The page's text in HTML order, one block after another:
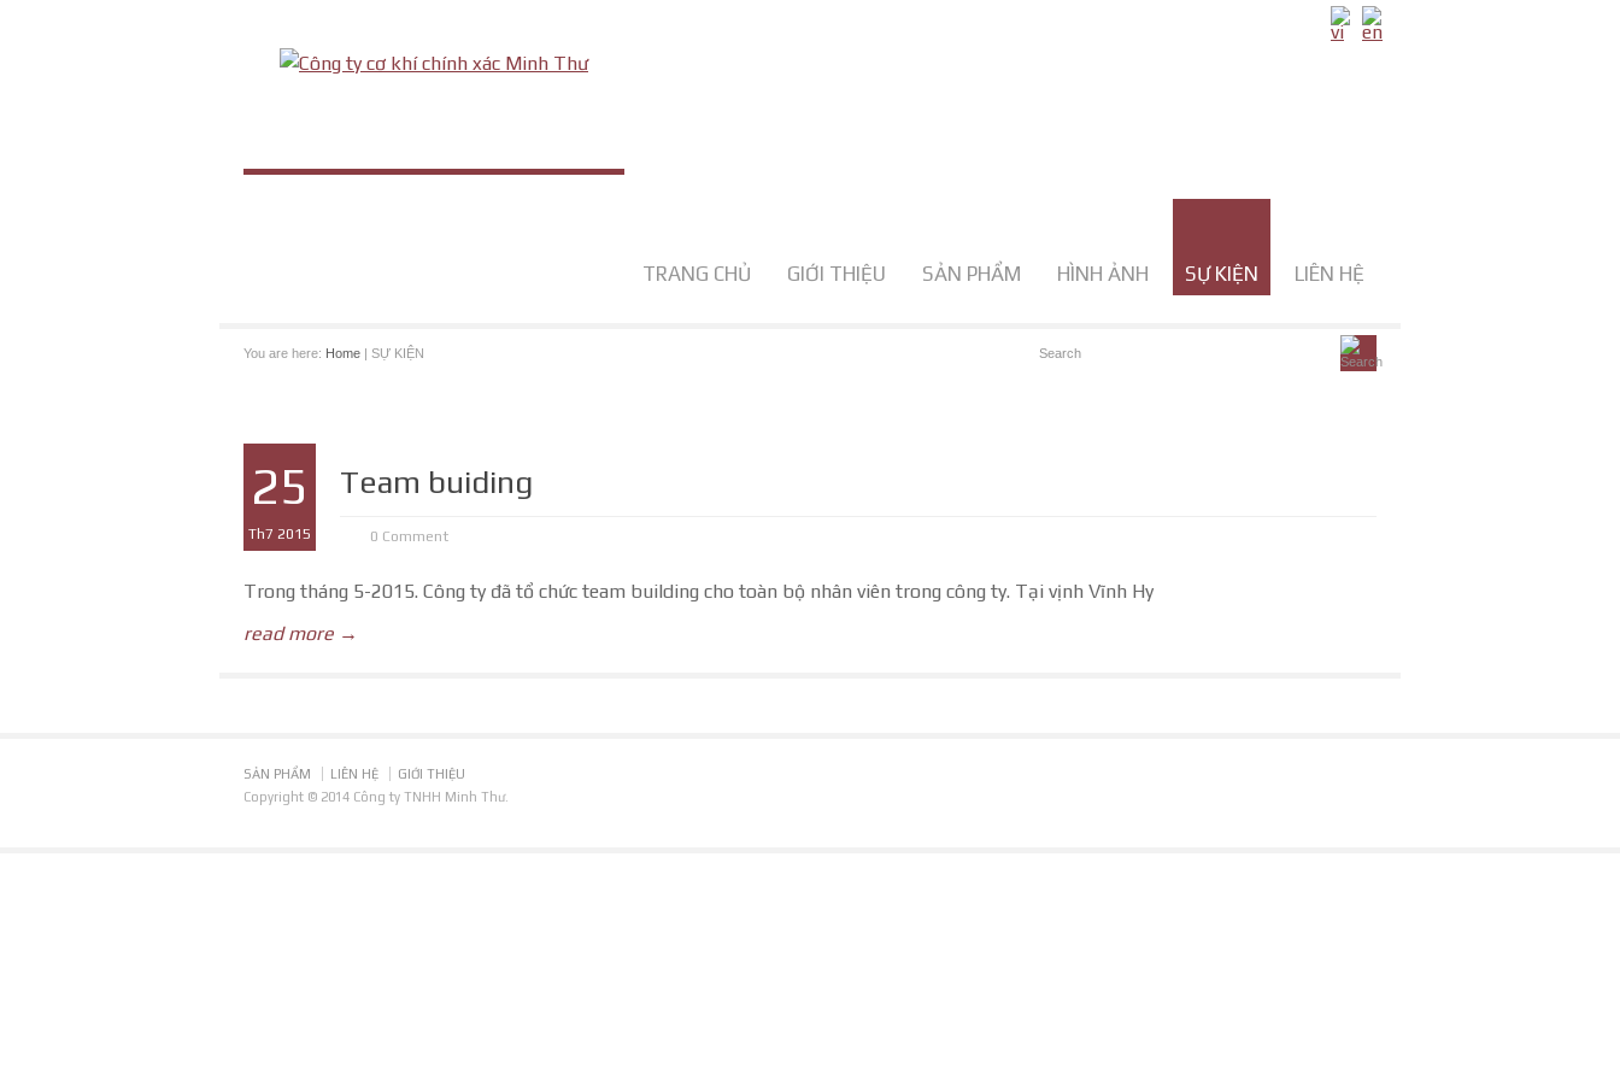
TRANG CHỦ GIỚI THIỆU SẢN PHẨM HÌNH ẢNH SỰ KIỆN LIÊN HỆ
You are here: Home | SỰ KIỆN
25
Th7 2015
Team buiding
0 Comment
Trong tháng 5-2015. Công ty đã tổ chức team building cho toàn bộ nhân viên trong công ty. Tại vịnh Vĩnh Hy
read more →
SẢN PHẨM LIÊN HỆ
GIỚI THIỆU
Copyright © 2014 Công ty TNHH Minh Thư.